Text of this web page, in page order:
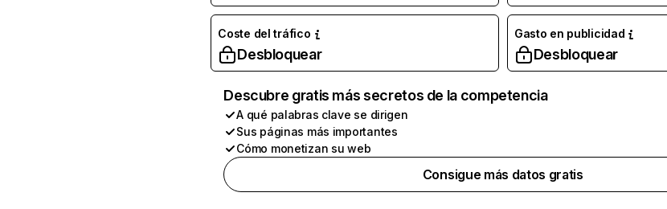
Coste del tráfico
Desbloquear
Gasto en publicidad
Desbloquear
Descubre gratis más secretos de la competencia
A qué palabras clave se dirigen
Sus páginas más importantes
Cómo monetizan su web
Consigue más datos gratis